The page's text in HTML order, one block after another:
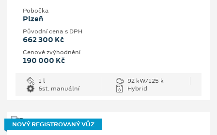
Pobočka
Plzeň
Původní cena s DPH
662 300 Kč
Cenové zvýhodnění
190 000 Kč
1 l
92 kW/125 k
6st. manuální
Hybrid
NOVÝ REGISTROVANÝ VŮZ